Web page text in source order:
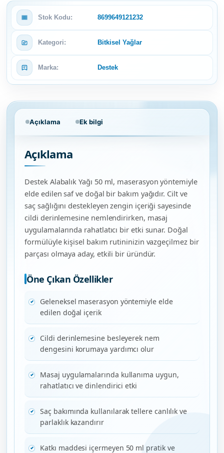
Stok Kodu: 8699649121232
Kategori: Bitkisel Yağlar
Marka: Destek
Açıklama Ek bilgi
Açıklama
Destek Alabalık Yağı 50 ml, maserasyon yöntemiyle
elde edilen saf ve doğal bir bakım yağıdır. Cilt ve
saç sağlığını destekleyen zengin içeriği sayesinde
cildi derinlemesine nemlendirirken, masaj
uygulamalarında rahatlatıcı bir etki sunar. Doğal
formülüyle kişisel bakım rutininizin vazgeçilmez bir
parçası olmaya aday, etkili bir üründür.
Öne Çıkan Özellikler
Geleneksel maserasyon yöntemiyle elde
edilen doğal içerik
Cildi derinlemesine besleyerek nem
dengesini korumaya yardımcı olur
Masaj uygulamalarında kullanıma uygun,
rahatlatıcı ve dinlendirici etki
Saç bakımında kullanılarak tellere canlılık ve
parlaklık kazandırır
Katkı maddesi içermeyen 50 ml pratik ve